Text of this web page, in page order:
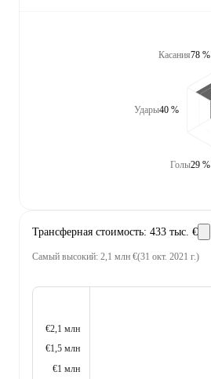
Касания78 %
Удары40 %
Голы29 %
Трансферная стоимость: 433 тыс. €
Самый высокий: 2,1 млн €(31 окт. 2021 г.)
€2,1 млн
€1,5 млн
€1 млн